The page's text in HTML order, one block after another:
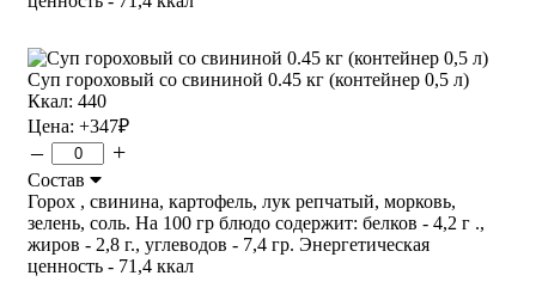
Суп гороховый со свининой 0.45 кг (контейнер 0,5 л)
Ккал: 440
Цена: +347₽
– +
Состав
Горох , свинина, картофель, лук репчатый, морковь,
зелень, соль. На 100 гр блюдо содержит: белков - 4,2 г .,
жиров - 2,8 г., углеводов - 7,4 гр. Энергетическая
ценность - 71,4 ккал